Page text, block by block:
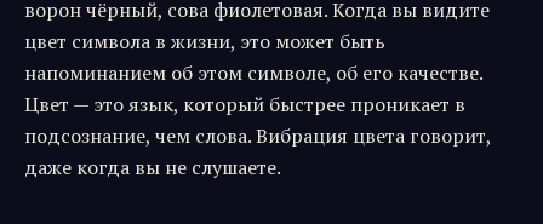
ворон чёрный, сова фиолетовая. Когда вы видите
цвет символа в жизни, это может быть
напоминанием об этом символе, об его качестве.
Цвет — это язык, который быстрее проникает в
подсознание, чем слова. Вибрация цвета говорит,
даже когда вы не слушаете.